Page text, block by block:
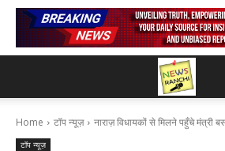
Home टॉप न्यूज़ नाराज़ विधायकों से मिलने पहुँचे मंत्री
टॉप न्यूज़